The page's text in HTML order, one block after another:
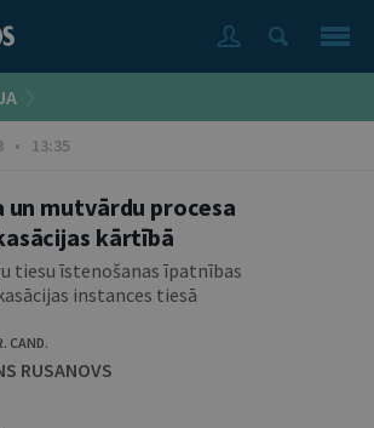
• 13:35
un mutvārdu procesa
kārtībā
tiesu īstenošanas īpatnības
instances tiesā
CAND.
RUSANOVS